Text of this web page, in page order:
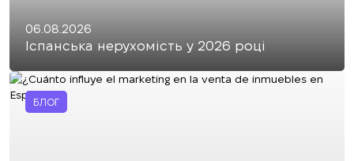
06.08.2026
Іспанська нерухомість у 2026 році
БЛОГ